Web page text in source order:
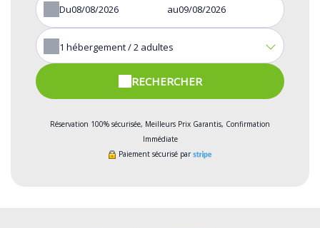
Du au
1 hébergement /2 adultes
RECHERCHER
Réservation 100% sécurisée, Meilleurs Prix Garantis, Confirmation
Immédiate
Paiement sécurisé par